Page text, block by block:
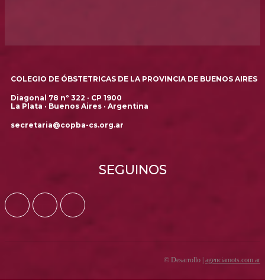
COLEGIO DE ÓBSTETRICAS DE LA PROVINCIA DE BUENOS AIRES
Diagonal 78 nº 322 · CP 1900
La Plata · Buenos Aires · Argentina
secretaria@copba-cs.org.ar
SEGUINOS
© Desarrollo | agenciamots.com.ar